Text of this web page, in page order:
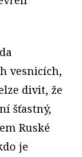
vesnicích,
divit, že
šťastný,
Ruské
je